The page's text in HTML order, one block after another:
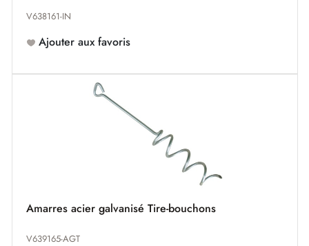
V638161-IN
Ajouter aux favoris
Amarres acier galvanisé Tire-bouchons
V639165-AGT